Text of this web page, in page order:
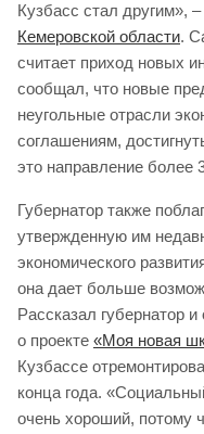
Кузбасс стал другим»,
Кемеровской области.
считает приход новых
сообщал, что новые
неугольные отрасли
соглашениям,
это направление более
Губернатор также
утвержденную им
экономического
она дает больше
Рассказал губернатор
о проекте «Моя новая
Кузбассе
конца года.
очень хороший, потому